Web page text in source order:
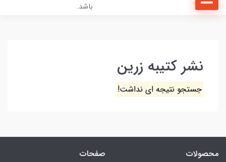
باشد.
نشر کتیبه زرین
جستجو نتیجه ای نداشت!
محصولات صفحات